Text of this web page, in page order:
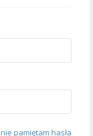
nie pamiętam hasła